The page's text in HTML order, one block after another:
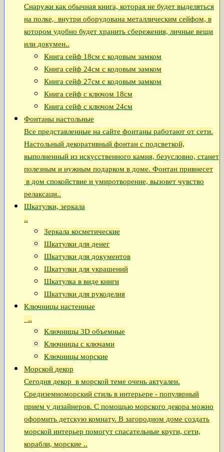
Снаружи как обычная книга, которая не будет выделяться
на полке, внутри оборудована металлическим сейфом, в
котором удобно будет хранить сбережения, личные вещи
или докумен..
Книга сейф 18см с кодовым замком
Книга сeйф 24см с кодовым замком
Книга сейф 27см с кодовым замком
Книга сейф с ключом 18см
Книга сейф с ключом 24см
Фонтаны настольные
Все представленные на сайте фонтаны работают от сети.
Настольный декоративный фонтан с подсветкой,
выполненный из искусственного камня, безусловно, станет
полезным и нужным подарком в доме. Фонтан привнесет
в дом спокойствие и умиротворение, вызовет чувство
релаксаци..
Шкатулки, зеркала
..
Зеркала косметические
Шкатулки для денег
Шкатулки для документов
Шкатулки для украшений
Шкатулка в виде книги
Шкатулки для рукоделия
Ключницы настенные
..
Ключницы 3D объемные
Ключницы с ключами
Ключницы морские
Морской декор
Сегодня декор в морской теме очень актуален.
Средиземноморский стиль в интерьере - популярный
прием у дизайнеров. С помощью морского декора можно
оформить детскую комнату. В загородном доме создать
морской интерьер помогут спасательные круги, сети,
корабли, морские ..